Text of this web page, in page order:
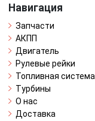
Навигация
Запчасти
АКПП
Двигатель
Рулевые рейки
Топливная система
Турбины
О нас
Доставка